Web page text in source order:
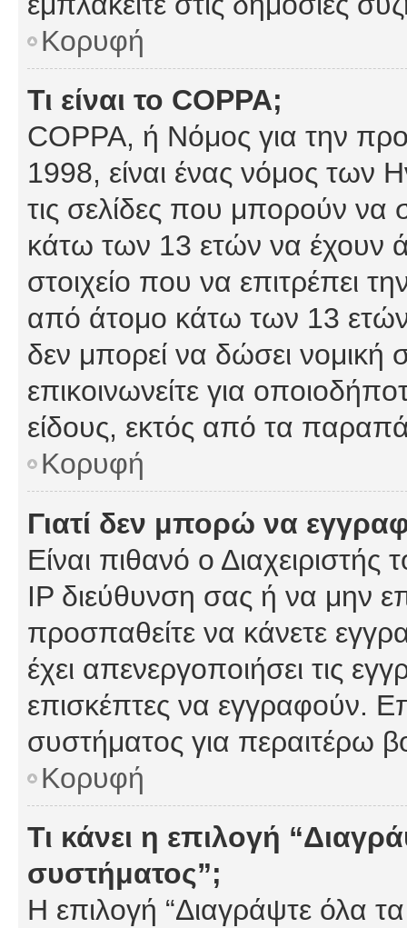
Κορυφή
Τι είναι το COPPA;
COPPA, ή Νόμος για την
1998, είναι ένας νόμος των
τις σελίδες που μπορούν να
κάτω των 13 ετών να έχουν
στοιχείο που να επιτρέπει
από άτομο κάτω των 13
δεν μπορεί να δώσει νομική
επικοινωνείτε για
είδους, εκτός από τα
Κορυφή
Γιατί δεν μπορώ να
Είναι πιθανό ο
IP διεύθυνση σας ή να μην
προσπαθείτε να κάνετε
έχει απενεργοποιήσει τις
επισκέπτες να εγγραφούν.
συστήματος για περαιτέρω
Κορυφή
Τι κάνει η επιλογή
συστήματος”;
Η επιλογή “Διαγράψτε όλα